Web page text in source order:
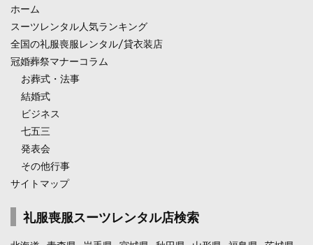
ホーム
スーツレンタル人気ランキング
全国の礼服喪服レンタル/貸衣装店
冠婚葬祭マナーコラム
お葬式・法事
結婚式
ビジネス
七五三
発表会
その他行事
サイトマップ
礼服喪服スーツレンタル店検索